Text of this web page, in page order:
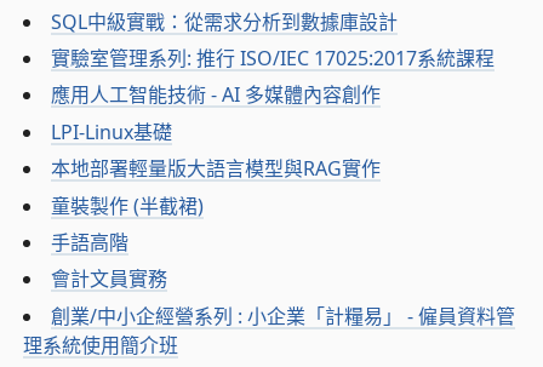
SQL中級實戰：從需求分析到數據庫設計
實驗室管理系列: 推行 ISO/IEC 17025:2017系統課程
應用人工智能技術 - AI 多媒體內容創作
LPI-Linux基礎
本地部署輕量版大語言模型與RAG實作
童裝製作 (半截裙)
手語高階
會計文員實務
創業/中小企經營系列 : 小企業「計糧易」 - 僱員資料管
理系統使用簡介班